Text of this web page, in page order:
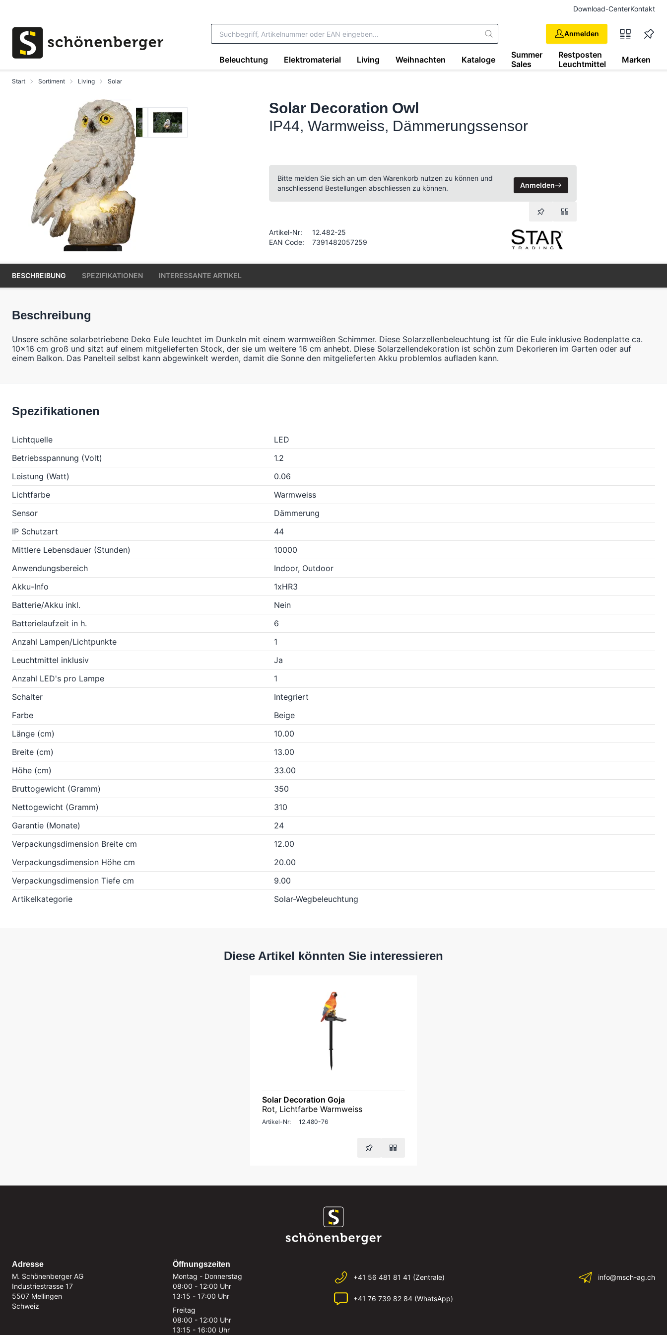
Download-CenterKontakt
Anmelden
Beleuchtung Elektromaterial Living Weihnachten Kataloge
Summer
Sales
Restposten
Leuchtmittel
Marken
Start Sortiment Living Solar
Solar Decoration Owl
IP44, Warmweiss, Dämmerungssensor
Bitte melden Sie sich an um den Warenkorb nutzen zu können und
anschliessend Bestellungen abschliessen zu können.
Anmelden
Artikel-Nr:
12.482-25
EAN Code:
7391482057259
BESCHREIBUNG SPEZIFIKATIONEN INTERESSANTE ARTIKEL
Beschreibung
Unsere schöne solarbetriebene Deko Eule leuchtet im Dunkeln mit einem warmweißen Schimmer. Diese Solarzellenbeleuchtung ist für die Eule inklusive Bodenplatte ca.
10x16 cm groß und sitzt auf einem mitgelieferten Stock, der sie um weitere 16 cm anhebt. Diese Solarzellendekoration ist schön zum Dekorieren im Garten oder auf
einem Balkon. Das Panelteil selbst kann abgewinkelt werden, damit die Sonne den mitgelieferten Akku problemlos aufladen kann.
Spezifikationen
Lichtquelle
LED
Betriebsspannung (Volt)
1.2
Leistung (Watt)
0.06
Lichtfarbe
Warmweiss
Sensor
Dämmerung
IP Schutzart
44
Mittlere Lebensdauer (Stunden)
10000
Anwendungsbereich
Indoor, Outdoor
Akku-Info
1xHR3
Batterie/Akku inkl.
Nein
Batterielaufzeit in h.
6
Anzahl Lampen/Lichtpunkte
1
Leuchtmittel inklusiv
Ja
Anzahl LED's pro Lampe
1
Schalter
Integriert
Farbe
Beige
Länge (cm)
10.00
Breite (cm)
13.00
Höhe (cm)
33.00
Bruttogewicht (Gramm)
350
Nettogewicht (Gramm)
310
Garantie (Monate)
24
Verpackungsdimension Breite cm
12.00
Verpackungsdimension Höhe cm
20.00
Verpackungsdimension Tiefe cm
9.00
Artikelkategorie
Solar-Wegbeleuchtung
Diese Artikel könnten Sie interessieren
Solar Decoration Goja
Rot, Lichtfarbe Warmweiss
Artikel-Nr: 12.480-76
Adresse
M. Schönenberger AG
Industriestrasse 17
5507 Mellingen
Schweiz
Öffnungszeiten
Montag - Donnerstag
08:00 - 12:00 Uhr
13:15 - 17:00 Uhr
Freitag
08:00 - 12:00 Uhr
13:15 - 16:00 Uhr
+41 56 481 81 41 (Zentrale)
+41 76 739 82 84 (WhatsApp)
info@msch-ag.ch